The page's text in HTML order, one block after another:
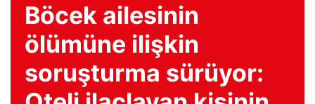
Böcek ailesinin
ölümüne ilişkin
soruşturma sürüyor: